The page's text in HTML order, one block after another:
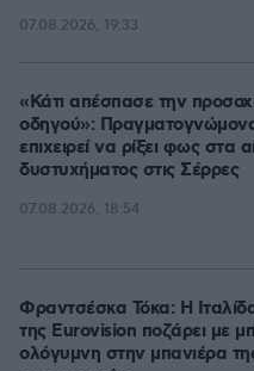
07.08.2026, 19:33
«Κάτι απέσπασε την
οδηγού»:
επιχειρεί να ρίξει φως στα
δυστυχήματος στις Σέρρες
07.08.2026, 18:54
Φραντσέσκα Τόκα: Η
της Eurovision ποζάρει με
ολόγυμνη στην μπανιέρα